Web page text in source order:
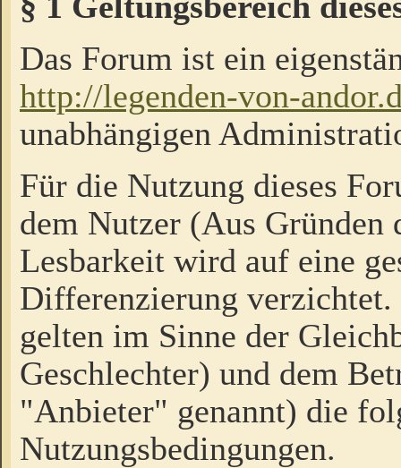
Das Forum ist ein
http://legenden-von-
unabhängigen
Für die Nutzung dieses
dem Nutzer (Aus Gründen
Lesbarkeit wird auf eine
Differenzierung
gelten im Sinne der
Geschlechter) und dem
"Anbieter" genannt) die
Nutzungsbedingungen.